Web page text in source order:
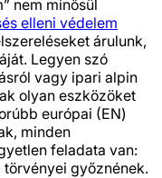
nem minősül
elleni védelem
árulunk,
Legyen szó
vagy ipari alpin
olyan eszközöket
európai (EN)
minden
feladata van:
győznének.